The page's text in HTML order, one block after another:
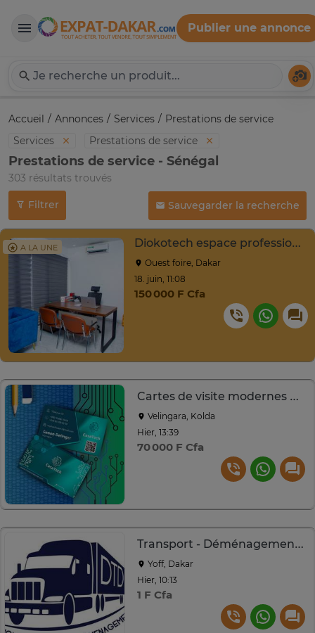
Expat-Dakar
Publier une annonce
Accueil Annonces Services
Prestations de service
Services
Prestations de service
Prestations de service - Sénégal
303 résultats trouvés
Filtrer Sauvegarder la recherche
A LA UNE Diokotech espace professionnel flexible bureau privé
Ouest foire, Dakar
18. juin, 11:08
150 000 F Cfa
Cartes de visite modernes avec QR code intégré
Velingara, Kolda
Hier, 13:39
70 000 F Cfa
Transport - Déménagement - Garde meubles
Yoff, Dakar
Hier, 10:13
1 F Cfa